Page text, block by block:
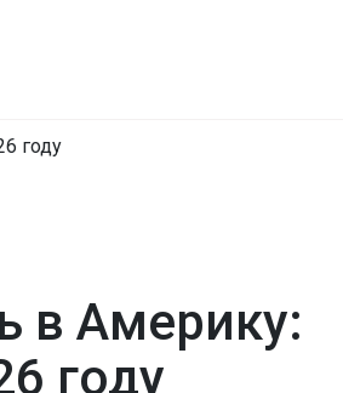
году
в Америку:
году